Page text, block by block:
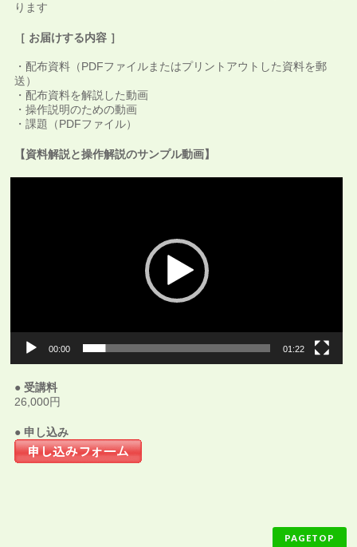
ります
［ お届けする内容 ］
・配布資料（PDFファイルまたはプリントアウトした資料を郵
送）
・配布資料を解説した動画
・操作説明のための動画
・課題（PDFファイル）
【資料解説と操作解説のサンプル動画】
00:00 01:22
● 受講料
26,000円
● 申し込み
PAGETOP